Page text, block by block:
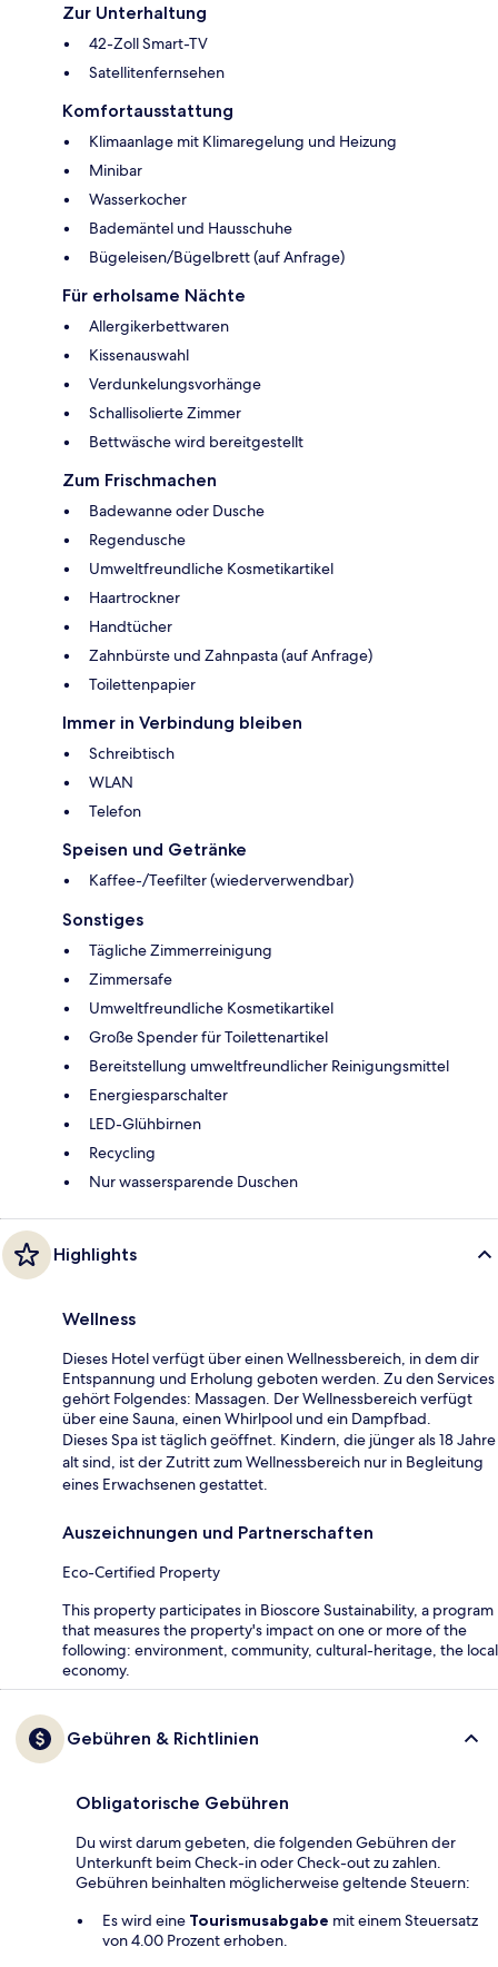
Zur Unterhaltung
42-Zoll Smart-TV
Satellitenfernsehen
Komfortausstattung
Klimaanlage mit Klimaregelung und Heizung
Minibar
Wasserkocher
Bademäntel und Hausschuhe
Bügeleisen/Bügelbrett (auf Anfrage)
Für erholsame Nächte
Allergikerbettwaren
Kissenauswahl
Verdunkelungsvorhänge
Schallisolierte Zimmer
Bettwäsche wird bereitgestellt
Zum Frischmachen
Badewanne oder Dusche
Regendusche
Umweltfreundliche Kosmetikartikel
Haartrockner
Handtücher
Zahnbürste und Zahnpasta (auf Anfrage)
Toilettenpapier
Immer in Verbindung bleiben
Schreibtisch
WLAN
Telefon
Speisen und Getränke
Kaffee-/Teefilter (wiederverwendbar)
Sonstiges
Tägliche Zimmerreinigung
Zimmersafe
Umweltfreundliche Kosmetikartikel
Große Spender für Toilettenartikel
Bereitstellung umweltfreundlicher Reinigungsmittel
Energiesparschalter
LED-Glühbirnen
Recycling
Nur wassersparende Duschen
Highlights
Wellness
Dieses Hotel verfügt über einen Wellnessbereich, in dem dir
Entspannung und Erholung geboten werden. Zu den Services
gehört Folgendes: Massagen. Der Wellnessbereich verfügt
über eine Sauna, einen Whirlpool und ein Dampfbad.
Dieses Spa ist täglich geöffnet. Kindern, die jünger als 18 Jahre
alt sind, ist der Zutritt zum Wellnessbereich nur in Begleitung
eines Erwachsenen gestattet.
Auszeichnungen und Partnerschaften
Eco-Certified Property
This property participates in Bioscore Sustainability, a program
that measures the property's impact on one or more of the
following: environment, community, cultural-heritage, the local
economy.
Gebühren & Richtlinien
Obligatorische Gebühren
Du wirst darum gebeten, die folgenden Gebühren der
Unterkunft beim Check-in oder Check-out zu zahlen.
Gebühren beinhalten möglicherweise geltende Steuern:
Es wird eine Tourismusabgabe mit einem Steuersatz
von 4.00 Prozent erhoben.